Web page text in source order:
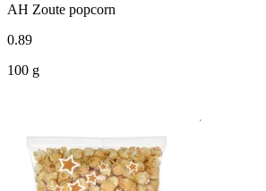
AH Zoute popcorn
0.89
100 g